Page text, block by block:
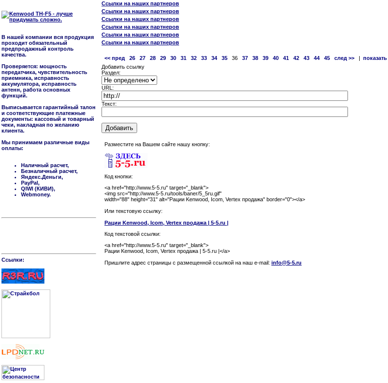
В нашей компании вся продукция
проходит обязательный
предпродажный контроль
качества.
Проверяется: мощность
передатчика, чувствительность
приемника, исправность
аккумулятора, исправность
антенн, работа основных
функций.
Выписывается гарантийный талон
и соответствующие платежные
документы: кассовый и товарный
чеки, накладная по желанию
клиента.
Мы принимаем различные виды
оплаты:
Наличный расчет,
Безналичный расчет,
Яндекс.Деньги,
PayPal,
QIWI (КИВИ),
Webmoney.
Cсылки:
Ссылки на наших партнеров
Ссылки на наших партнеров
Ссылки на наших партнеров
Ссылки на наших партнеров
Ссылки на наших партнеров
Ссылки на наших партнеров
<< пред 26 27 28 29 30 31 32 33 34 35 36 37 38 39 40 41 42 43 44 45 след >>
Добавить ссылку
Раздел:
URL:
Текст:
Разместите на Вашем сайте нашу кнопку:
Код кнопки:
<a href="http://www.5-5.ru" target="_blank">
<img src="http://www.5-5.ru/tools/baner/5_5ru.gif"
width="88" height="31" alt="Рации Kenwood, Icom, Vertex продажа" border="0"></a>
Или текстовую ссылку:
Рации Kenwood, Icom, Vertex продажа | 5-5.ru |
Код текстовой ссылки:
<a href="http://www.5-5.ru" target="_blank">
Рации Kenwood, Icom, Vertex продажа | 5-5.ru |</a>
Пришлите адрес страницы c размещенной ссылкой на наш e-mail: info@5-5.ru